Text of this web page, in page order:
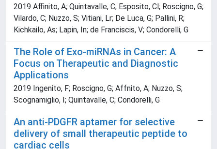
2019 Affinito, A; Quintavalle, C; Esposito, Cl; Roscigno, G;
Vilardo, C; Nuzzo, S; Vitiani, Lr; De Luca, G; Pallini, R;
Kichkailo, As; Lapin, In; de Franciscis, V; Condorelli, G
The Role of Exo-miRNAs in Cancer: A
Focus on Therapeutic and Diagnostic
Applications
2019 Ingenito, F; Roscigno, G; Affnito, A; Nuzzo, S;
Scognamiglio, I; Quintavalle, C; Condorelli, G
An anti-PDGFR aptamer for selective
delivery of small therapeutic peptide to
cardiac cells